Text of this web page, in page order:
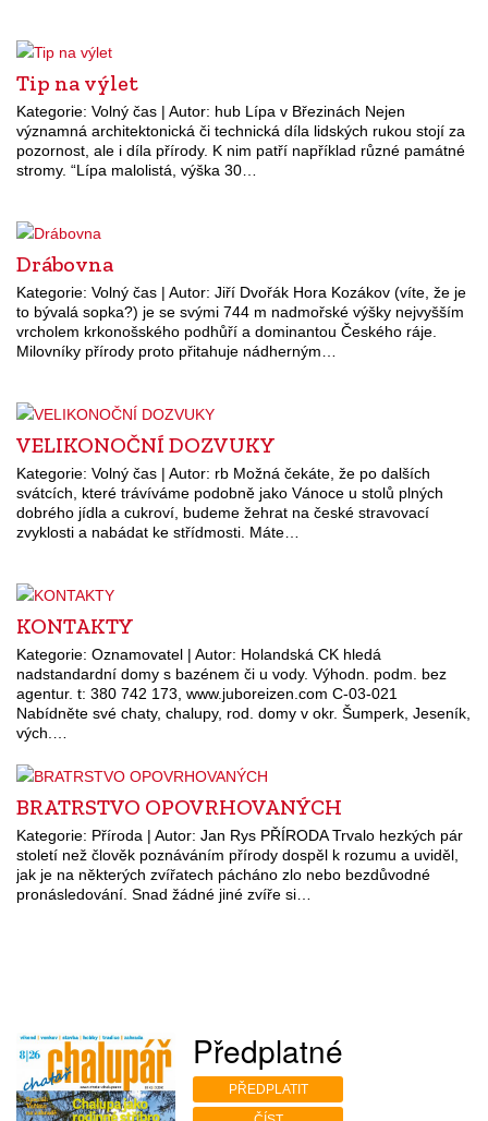
Tip na výlet
Kategorie: Volný čas | Autor: hub Lípa v Březinách Nejen
významná architektonická či technická díla lidských rukou stojí za
pozornost, ale i díla přírody. K nim patří například různé památné
stromy. “Lípa malolistá, výška 30…
Drábovna
Kategorie: Volný čas | Autor: Jiří Dvořák Hora Kozákov (víte, že je
to bývalá sopka?) je se svými 744 m nadmořské výšky nejvyšším
vrcholem krkonošského podhůří a dominantou Českého ráje.
Milovníky přírody proto přitahuje nádherným…
VELIKONOČNÍ DOZVUKY
Kategorie: Volný čas | Autor: rb Možná čekáte, že po dalších
svátcích, které trávíváme podobně jako Vánoce u stolů plných
dobrého jídla a cukroví, budeme žehrat na české stravovací
zvyklosti a nabádat ke střídmosti. Máte…
KONTAKTY
Kategorie: Oznamovatel | Autor: Holandská CK hledá
nadstandardní domy s bazénem či u vody. Výhodn. podm. bez
agentur. t: 380 742 173, www.juboreizen.com C-03-021
Nabídněte své chaty, chalupy, rod. domy v okr. Šumperk, Jeseník,
vých.…
BRATRSTVO OPOVRHOVANÝCH
Kategorie: Příroda | Autor: Jan Rys PŘÍRODA Trvalo hezkých pár
století než člověk poznáváním přírody dospěl k rozumu a uviděl,
jak je na některých zvířatech pácháno zlo nebo bezdůvodné
pronásledování. Snad žádné jiné zvíře si…
Předplatné
PŘEDPLATIT